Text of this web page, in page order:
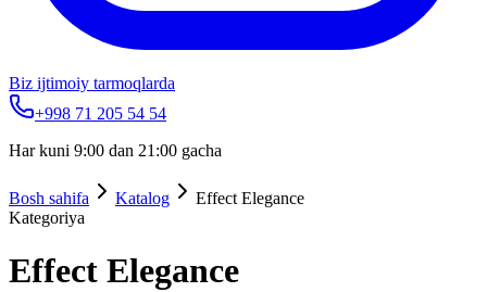
Biz ijtimoiy tarmoqlarda
+998 71 205 54 54
Har kuni 9:00 dan 21:00 gacha
Bosh sahifa Katalog
Effect Elegance
Kategoriya
Effect Elegance